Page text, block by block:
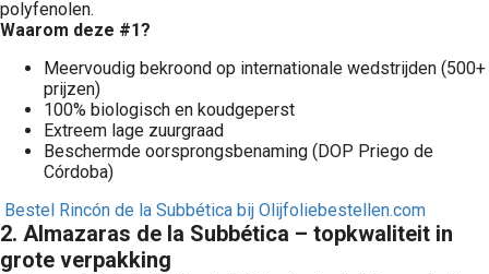
polyfenolen.
Waarom deze #1?
Meervoudig bekroond op internationale wedstrijden (500+
prijzen)
100% biologisch en koudgeperst
Extreem lage zuurgraad
Beschermde oorsprongsbenaming (DOP Priego de
Córdoba)
Bestel Rincón de la Subbética bij Olijfoliebestellen.com
2. Almazaras de la Subbética – topkwaliteit in
grote verpakking